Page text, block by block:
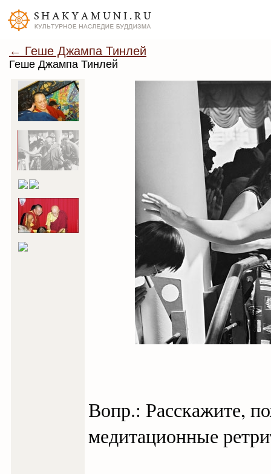
← Геше Джампа Тинлей
Геше Джампа Тинлей
Вопр.: Расскажите,
медитационные